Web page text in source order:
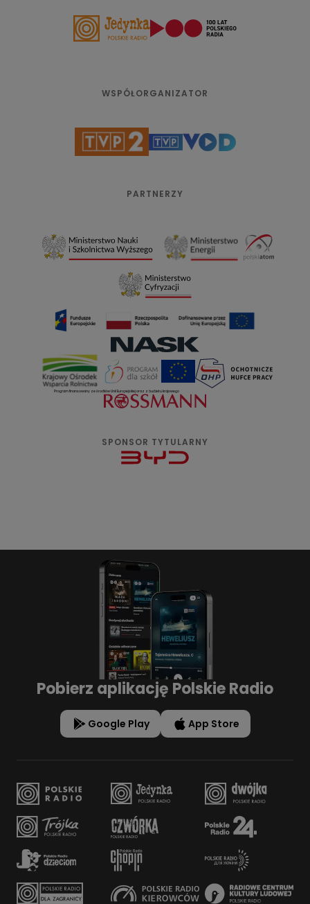
WSPÓŁORGANIZATOR
PARTNERZY
Program finansowany ze środków Unii Europejskiej oraz z budżetu krajowego
SPONSOR TYTULARNY
Pobierz aplikację Polskie Radio
Google Play App Store